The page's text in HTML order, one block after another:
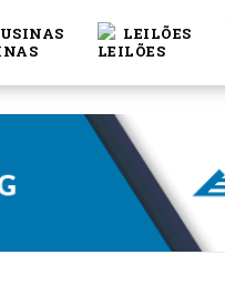
USINAS LEILÕES